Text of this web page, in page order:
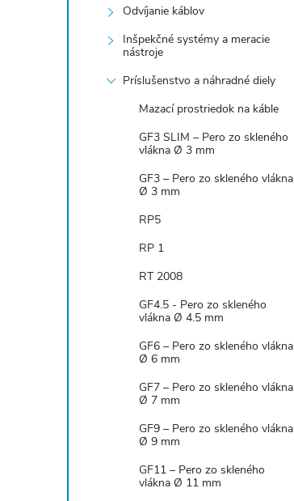
Odvíjanie káblov
Inšpekčné systémy a meracie
nástroje
Príslušenstvo a náhradné diely
Mazací prostriedok na káble
GF3 SLIM – Pero zo skleného
vlákna Ø 3 mm
GF3 – Pero zo skleného vlákna
Ø 3 mm
RP5
RP 1
RT 2008
GF4.5 - Pero zo skleného
vlákna Ø 4.5 mm
GF6 – Pero zo skleného vlákna
Ø 6 mm
GF7 – Pero zo skleného vlákna
Ø 7 mm
GF9 – Pero zo skleného vlákna
Ø 9 mm
GF11 – Pero zo skleného
vlákna Ø 11 mm